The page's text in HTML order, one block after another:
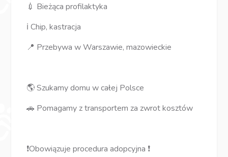
💉 Bieżąca profilaktyka
ℹ️ Chip, kastracja
📍 Przebywa w Warszawie, mazowieckie
🌎 Szukamy domu w całej Polsce
🚗 Pomagamy z transportem za zwrot kosztów
❗Obowiązuje procedura adopcyjna ❗